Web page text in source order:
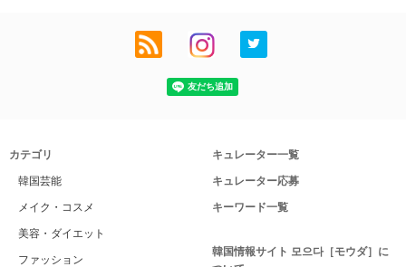
カテゴリ
韓国芸能
メイク・コスメ
美容・ダイエット
ファッション
キュレーター一覧
キュレーター応募
キーワード一覧
韓国情報サイト 모으다［モウダ］に